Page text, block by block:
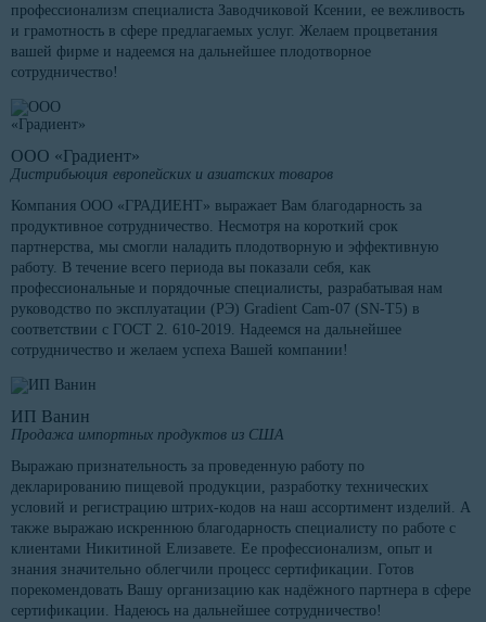
профессионализм специалиста Заводчиковой Ксении, ее вежливость
и грамотность в сфере предлагаемых услуг. Желаем процветания
вашей фирме и надеемся на дальнейшее плодотворное
сотрудничество!
ООО «Градиент»
Дистрибьюция европейских и азиатских товаров
Компания ООО «ГРАДИЕНТ» выражает Вам благодарность за
продуктивное сотрудничество. Несмотря на короткий срок
партнерства, мы смогли наладить плодотворную и эффективную
работу. В течение всего периода вы показали себя, как
профессиональные и порядочные специалисты, разрабатывая нам
руководство по эксплуатации (РЭ) Gradient Cam-07 (SN-T5) в
соответствии с ГОСТ 2. 610-2019. Надеемся на дальнейшее
сотрудничество и желаем успеха Вашей компании!
ИП Ванин
Продажа импортных продуктов из США
Выражаю признательность за проведенную работу по
декларированию пищевой продукции, разработку технических
условий и регистрацию штрих-кодов на наш ассортимент изделий. А
также выражаю искреннюю благодарность специалисту по работе с
клиентами Никитиной Елизавете. Ее профессионализм, опыт и
знания значительно облегчили процесс сертификации. Готов
порекомендовать Вашу организацию как надёжного партнера в сфере
сертификации. Надеюсь на дальнейшее сотрудничество!